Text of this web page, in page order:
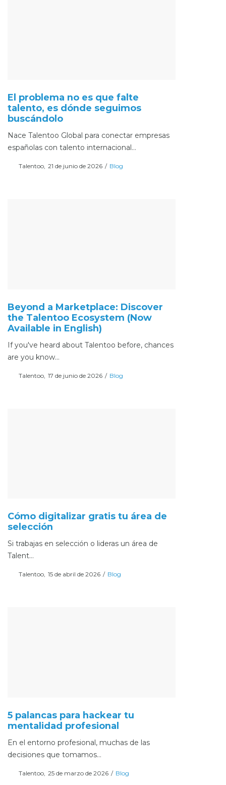
El problema no es que falte
talento, es dónde seguimos
buscándolo
Nace Talentoo Global para conectar empresas
españolas con talento internacional…
PorTalentoo Posted
21 de junio de 2026
Posted
Blog
Beyond a Marketplace: Discover
the Talentoo Ecosystem (Now
Available in English)
If you've heard about Talentoo before, chances
are you know…
PorTalentoo Posted
17 de junio de 2026
Posted
Blog
Cómo digitalizar gratis tu área de
selección
Si trabajas en selección o lideras un área de
Talent…
PorTalentoo Posted
15 de abril de 2026
Posted
Blog
5 palancas para hackear tu
mentalidad profesional
En el entorno profesional, muchas de las
decisiones que tomamos…
PorTalentoo Posted
25 de marzo de 2026
Posted
Blog